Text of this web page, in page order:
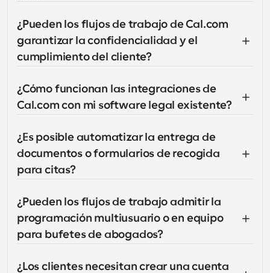
¿Pueden los flujos de trabajo de Cal.com
garantizar la confidencialidad y el
cumplimiento del cliente?
¿Cómo funcionan las integraciones de
Cal.com con mi software legal existente?
¿Es posible automatizar la entrega de
documentos o formularios de recogida
para citas?
¿Pueden los flujos de trabajo admitir la
programación multiusuario o en equipo
para bufetes de abogados?
¿Los clientes necesitan crear una cuenta